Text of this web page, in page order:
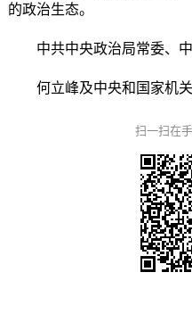
的政治生态。
中共中央政治局常委、
何立峰及中央和国家机
扫一扫在